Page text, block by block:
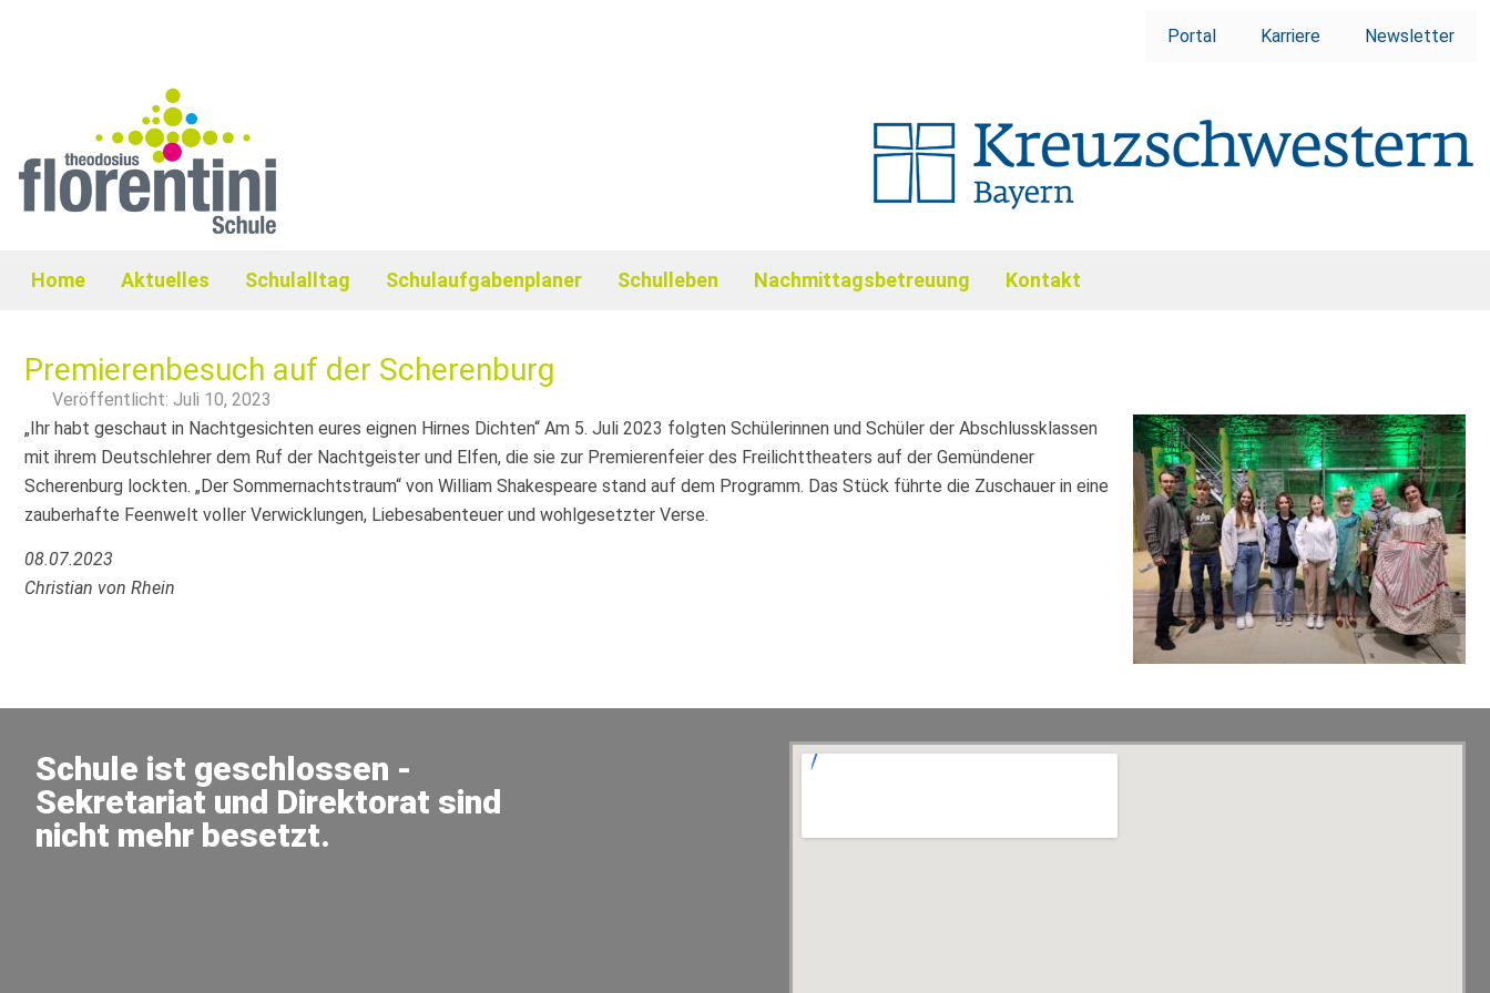
Portal Karriere Newsletter
Home Aktuelles Schulalltag Schulaufgabenplaner Schulleben Nachmittagsbetreuung Kontakt
Premierenbesuch auf der Scherenburg
Veröffentlicht: Juli 10, 2023
„Ihr habt geschaut in Nachtgesichten eures eignen Hirnes Dichten“ Am 5. Juli 2023 folgten Schülerinnen und Schüler der Abschlussklassen
mit ihrem Deutschlehrer dem Ruf der Nachtgeister und Elfen, die sie zur Premierenfeier des Freilichttheaters auf der Gemündener
Scherenburg lockten. „Der Sommernachtstraum“ von William Shakespeare stand auf dem Programm. Das Stück führte die Zuschauer in eine
zauberhafte Feenwelt voller Verwicklungen, Liebesabenteuer und wohlgesetzter Verse.
08.07.2023
Christian von Rhein
Schule ist geschlossen -
Sekretariat und Direktorat sind
nicht mehr besetzt.